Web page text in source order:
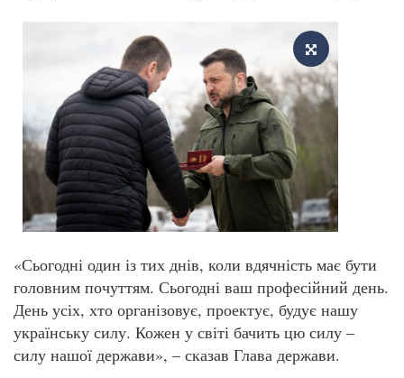
«Сьогодні один із тих днів, коли вдячність має бути
головним почуттям. Сьогодні ваш професійний день.
День усіх, хто організовує, проектує, будує нашу
українську силу. Кожен у світі бачить цю силу –
силу нашої держави», – сказав Глава держави.